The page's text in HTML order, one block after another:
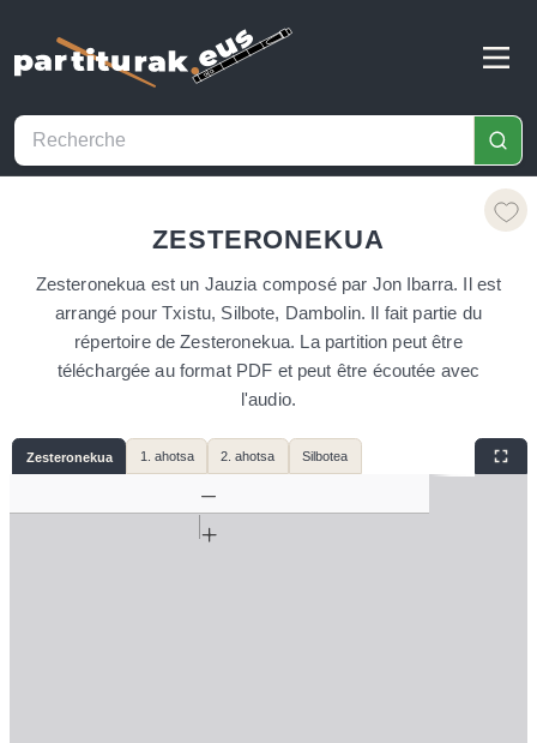
ZESTERONEKUA
Zesteronekua est un Jauzia composé par Jon Ibarra. Il est
arrangé pour Txistu, Silbote, Dambolin. Il fait partie du
répertoire de Zesteronekua. La partition peut être
téléchargée au format PDF et peut être écoutée avec
l'audio.
Zesteronekua 1. ahotsa 2. ahotsa Silbotea